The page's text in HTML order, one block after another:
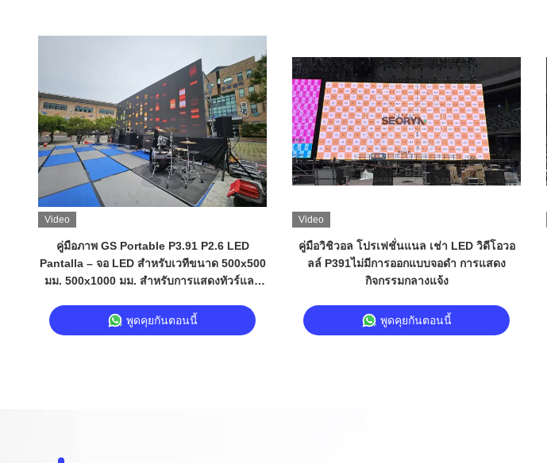
Video
คู่มือภาพ GS Portable P3.91 P2.6 LED
Pantalla – จอ LED สำหรับเวทีขนาด 500x500
มม. 500x1000 มม. สำหรับการแสดงทัวร์และ
พูดคุยกันตอนนี้
Video
คู่มือวิชิวอล โปรเฟชั่นแนล เช่า LED วิดีโอวอ
ลล์ P391ไม่มีการออกแบบจอดํา การแสดง
กิจกรรมกลางแจ้ง
พูดคุยกันตอนนี้